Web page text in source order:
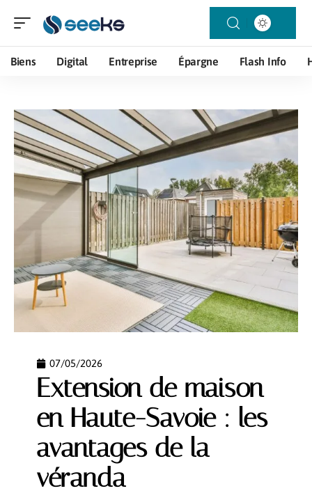
Biens Digital Entreprise Épargne Flash Info
07/05/2026
Extension de maison
en Haute-Savoie : les
avantages de la
véranda